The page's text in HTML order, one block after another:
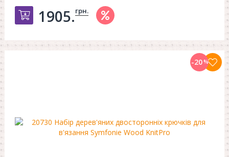
Добавить в корзину
1905.грн.
-20%